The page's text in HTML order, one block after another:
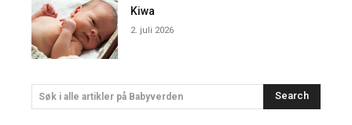
Kiwa
2. juli 2026
Søk i alle artikler på Babyverden Search